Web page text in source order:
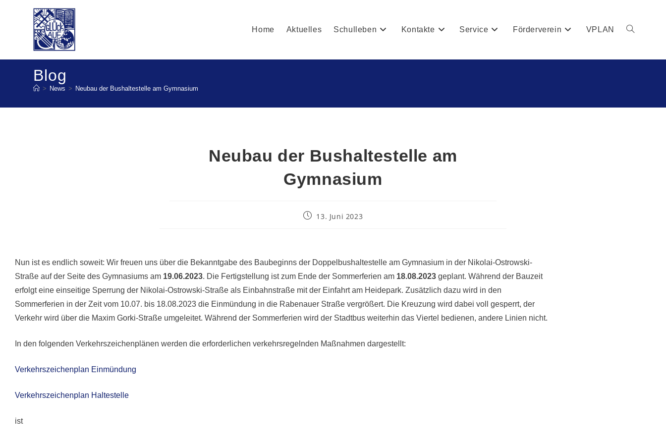
Home Aktuelles Schulleben Kontakte Service Förderverein VPLAN
Blog
> News > Neubau der Bushaltestelle am Gymnasium
Neubau der Bushaltestelle am
Gymnasium
13. Juni 2023
Nun ist es endlich soweit: Wir freuen uns über die Bekanntgabe des Baubeginns der Doppelbushaltestelle am Gymnasium in der Nikolai-Ostrowski-
Straße auf der Seite des Gymnasiums am 19.06.2023. Die Fertigstellung ist zum Ende der Sommerferien am 18.08.2023 geplant. Während der Bauzeit
erfolgt eine einseitige Sperrung der Nikolai-Ostrowski-Straße als Einbahnstraße mit der Einfahrt am Heidepark. Zusätzlich dazu wird in den
Sommerferien in der Zeit vom 10.07. bis 18.08.2023 die Einmündung in die Rabenauer Straße vergrößert. Die Kreuzung wird dabei voll gesperrt, der
Verkehr wird über die Maxim Gorki-Straße umgeleitet. Während der Sommerferien wird der Stadtbus weiterhin das Viertel bedienen, andere Linien nicht.
In den folgenden Verkehrszeichenplänen werden die erforderlichen verkehrsregelnden Maßnahmen dargestellt:
Verkehrszeichenplan Einmündung
Verkehrszeichenplan Haltestelle
ist